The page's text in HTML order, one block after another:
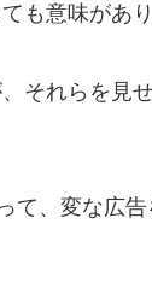
も意味があり
それらを見
、変な広告